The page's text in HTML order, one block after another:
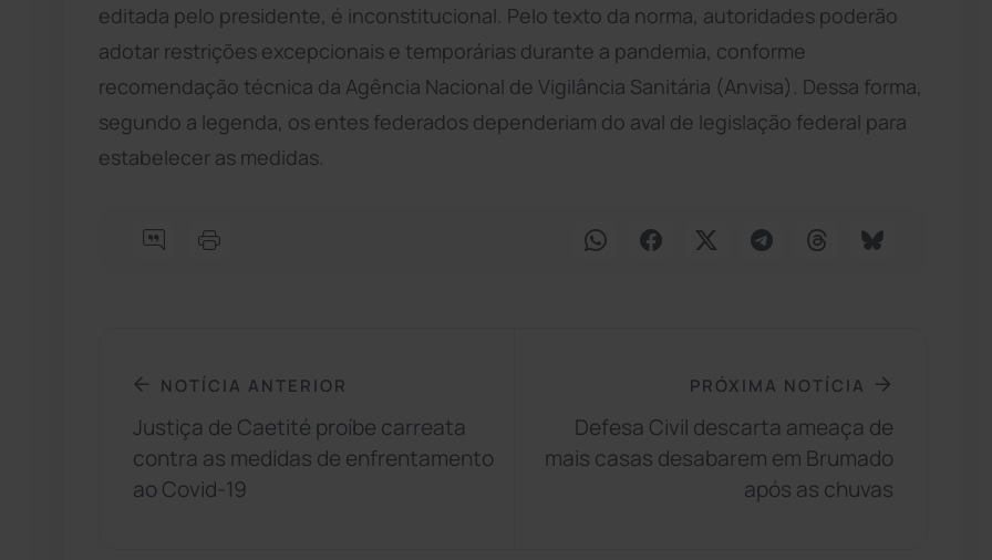
editada pelo presidente, é inconstitucional. Pelo texto da norma, autoridades poderão
adotar restrições excepcionais e temporárias durante a pandemia, conforme
recomendação técnica da Agência Nacional de Vigilância Sanitária (Anvisa). Dessa forma,
segundo a legenda, os entes federados dependeriam do aval de legislação federal para
estabelecer as medidas.
NOTÍCIA ANTERIOR
Justiça de Caetité proíbe carreata
contra as medidas de enfrentamento
ao Covid-19
PRÓXIMA NOTÍCIA
Defesa Civil descarta ameaça de
mais casas desabarem em Brumado
após as chuvas